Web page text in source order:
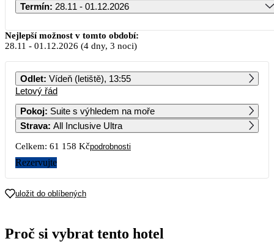
Termín: 28.11 - 01.12.2026
Listopad 2026
PO ÚT ST ČT PÁ SO NE
92 439
2 3 4
9
16 17
30 159 37 279 39 269 34 819
Nejlepší možnost v tomto období:
28.11 - 01.12.2026 (4 dny, 3 noci)
Odlet: Vídeň (letiště), 13:55
Letový řád
Pokoj:
Suite s výhledem na moře
Strava: All Inclusive Ultra
Celkem: 61 158 Kčpodrobnosti
Rezervujte
uložit do oblíbených
Proč si vybrat tento hotel